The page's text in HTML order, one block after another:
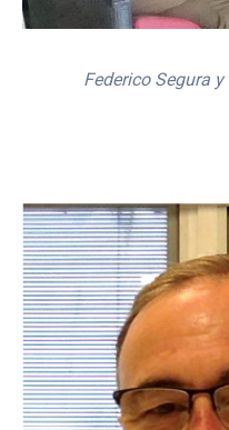
Federico Segura